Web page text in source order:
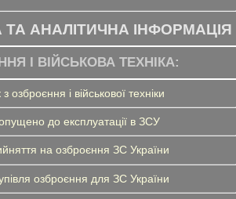
АНАЛІТИЧНА ІНФОРМАЦІЯ
І ВІЙСЬКОВА ТЕХНІКА:
озброєння і військової техніки
до експлуатації в ЗСУ
на озброєння ЗС України
озброєння для ЗС України